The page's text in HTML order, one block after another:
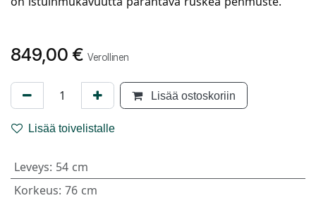
849,00 € Verollinen
Lisää ostoskoriin
Lisää toivelistalle
Leveys: 54 cm
Korkeus: 76 cm